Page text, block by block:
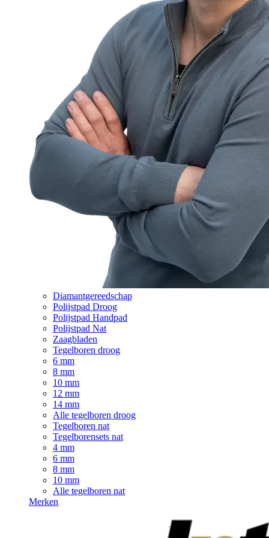
Diamantgereedschap
Polijstpad Droog
Polijstpad Handpad
Polijstpad Nat
Zaagbladen
Tegelboren droog
6 mm
8 mm
10 mm
12 mm
14 mm
Alle tegelboren droog
Tegelboren nat
Tegelborensets nat
4 mm
6 mm
8 mm
10 mm
Alle tegelboren nat
Merken